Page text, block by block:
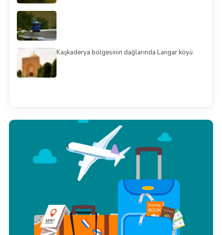
Kaşkaderya bölgesinin dağlarında Langar köyü